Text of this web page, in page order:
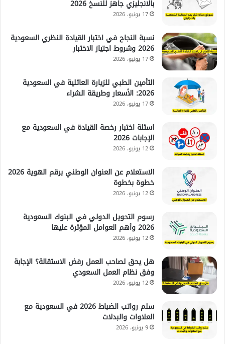
بالانجليزي جاهز للنسخ 2026
17 يونيو، 2026
نسبة النجاح في اختبار القيادة النظري السعودية
2026 وشروط اجتياز الاختبار
17 يونيو، 2026
التأمين الطبي للزيارة العائلية في السعودية
2026: الأسعار وطريقة الشراء
17 يونيو، 2026
اسئلة اختبار رخصة القيادة في السعودية مع
الإجابات 2026
12 يونيو، 2026
الاستعلام عن العنوان الوطني برقم الهوية 2026
خطوة بخطوة
12 يونيو، 2026
رسوم التحويل الدولي في البنوك السعودية
2026 وأهم العوامل المؤثرة عليها
12 يونيو، 2026
هل يحق لصاحب العمل رفض الاستقالة؟ الإجابة
وفق نظام العمل السعودي
12 يونيو، 2026
سلم رواتب الضباط 2026 في السعودية مع
العلاوات والبدلات
9 يونيو، 2026